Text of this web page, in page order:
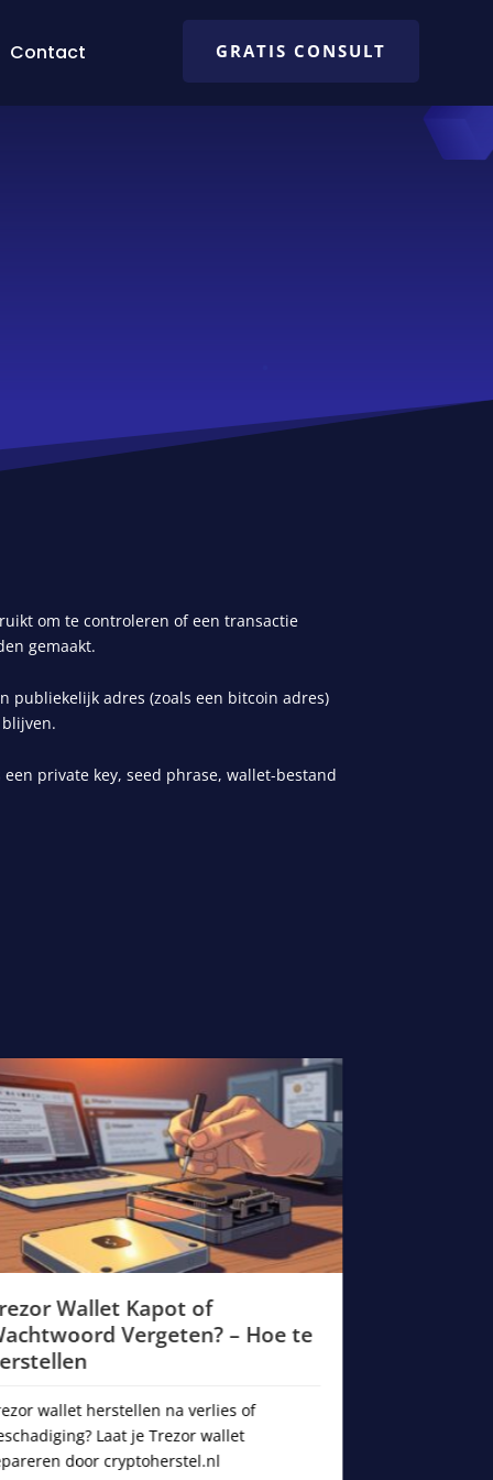
Contact GRATIS CONSULT
om te controleren of een transactie
gemaakt.
publiekelijk adres (zoals een bitcoin adres)
een private key,seed phrase, wallet-bestand
Wallet Kapot of
Vergeten? – Hoe te
wallet herstellen na verlies of
Laat je Trezor wallet
door cryptoherstel.nl